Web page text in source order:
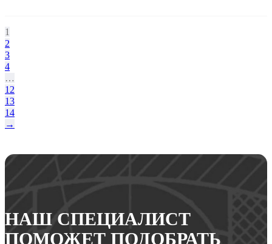
1
2
3
4
…
12
13
14
→
НАШ СПЕЦИАЛИСТ
ПОМОЖЕТ ПОДОБРАТЬ